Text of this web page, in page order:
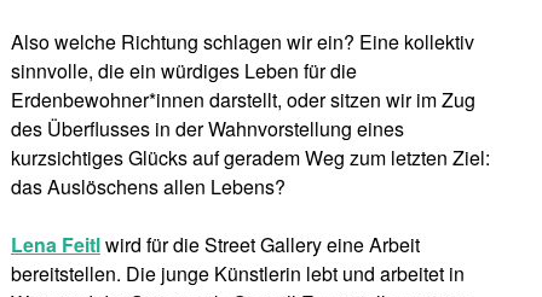
Also welche Richtung schlagen wir ein? Eine kollektiv
sinnvolle, die ein würdiges Leben für die
Erdenbewohner*innen darstellt, oder sitzen wir im Zug
des Überflusses in der Wahnvorstellung eines
kurzsichtiges Glücks auf geradem Weg zum letzten Ziel:
das Auslöschens allen Lebens?
Lena Feitlwird für die Street Gallery eine Arbeit
bereitstellen. Die junge Künstlerin lebt und arbeitet in